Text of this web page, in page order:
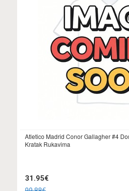
Atletico Madrid Conor Gallagher #4
Kratak Rukavima
31.95€